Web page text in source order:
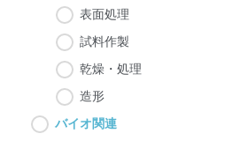
表面処理
試料作製
乾燥・処理
造形
バイオ関連